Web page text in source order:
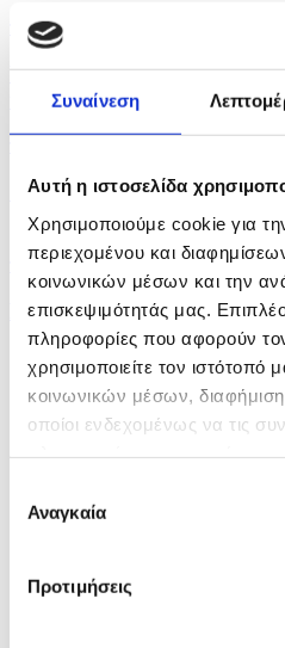
Συναίνεση
Αυτή η ιστοσελίδα
Χρησιμοποιούμε cookie για
περιεχομένου και
κοινωνικών μέσων και την
επισκεψιμότητάς μας.
πληροφορίες που αφορούν
χρησιμοποιείτε τον ιστότοπό
κοινωνικών μέσων,
οποίοι ενδεχομένως να τις
των υπηρεσιών τους.
συγκατάθεσης
Αναγκαία
Προτιμήσεις
πριν 16 λεπτά
Υπεράνω όλων το δημόσιο
κατά...
Ουκρανία: 6 νεκροί σε
ρωσικές...
πριν 34 λεπτά
Εκπομπή για Ομογένεια